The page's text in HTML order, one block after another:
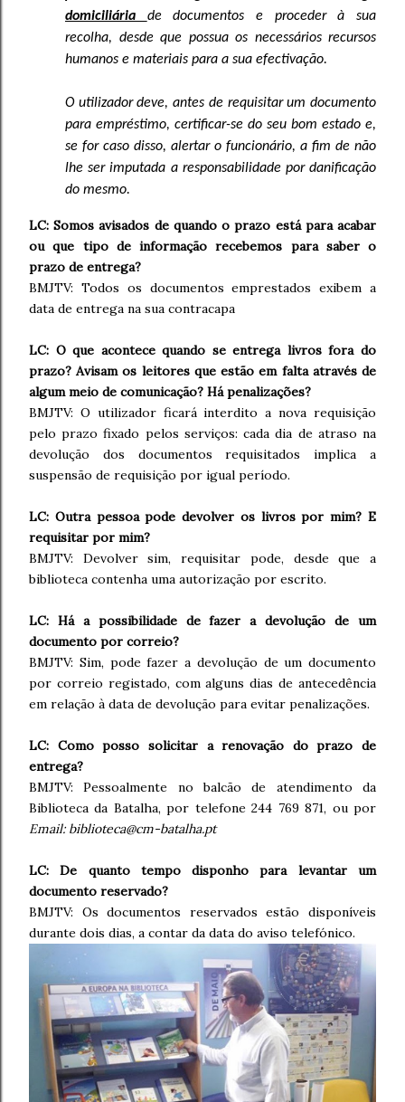
domiciliária de documentos e proceder à sua
recolha, desde que possua os necessários recursos
humanos e materiais para a sua efectivação.
O utilizador deve, antes de requisitar um documento
para empréstimo, certificar-se do seu bom estado e,
se for caso disso, alertar o funcionário, a fim de não
lhe ser imputada a responsabilidade por danificação
do mesmo.
LC: Somos avisados de quando o prazo está para acabar
ou que tipo de informação recebemos para saber o
prazo de entrega?
BMJTV: Todos os documentos emprestados exibem a
data de entrega na sua contracapa
LC: O que acontece quando se entrega livros fora do
prazo? Avisam os leitores que estão em falta através de
algum meio de comunicação? Há penalizações?
BMJTV: O utilizador ficará interdito a nova requisição
pelo prazo fixado pelos serviços: cada dia de atraso na
devolução dos documentos requisitados implica a
suspensão de requisição por igual período.
LC: Outra pessoa pode devolver os livros por mim? E
requisitar por mim?
BMJTV: Devolver sim, requisitar pode, desde que a
biblioteca contenha uma autorização por escrito.
LC: Há a possibilidade de fazer a devolução de um
documento por correio?
BMJTV: Sim, pode fazer a devolução de um documento
por correio registado, com alguns dias de antecedência
em relação à data de devolução para evitar penalizações.
LC: Como posso solicitar a renovação do prazo de
entrega?
BMJTV: Pessoalmente no balcão de atendimento da
Biblioteca da Batalha, por telefone 244 769 871, ou por
Email: biblioteca@cm-batalha.pt
LC: De quanto tempo disponho para levantar um
documento reservado?
BMJTV: Os documentos reservados estão disponíveis
durante dois dias, a contar da data do aviso telefónico.